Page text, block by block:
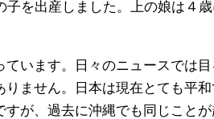
を出産しました。上の娘は４
います。日々のニュースでは目
ません。日本は現在とても平
が、過去に沖縄でも同じこと